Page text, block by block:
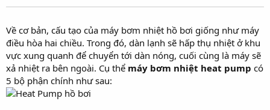
Về cơ bản, cấu tạo của máy bơm nhiệt hồ bơi giống như máy
điều hòa hai chiều. Trong đó, dàn lạnh sẽ hấp thụ nhiệt ở khu
vực xung quanh để chuyển tới dàn nóng, cuối cùng là máy sẽ
xả nhiệt ra bên ngoài. Cụ thể máy bơm nhiệt heat pump có
5 bộ phận chính như sau: